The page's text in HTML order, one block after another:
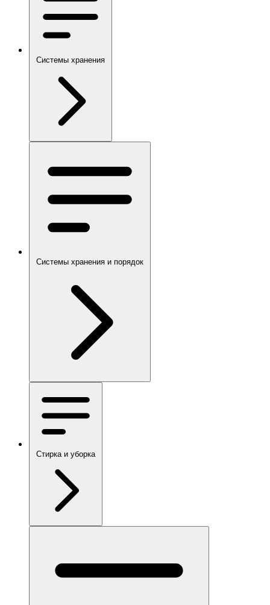
Системы хранения
Системы хранения и порядок
Стирка и уборка